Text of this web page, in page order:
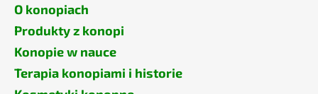
O konopiach
Produkty z konopi
Konopie w nauce
Terapia konopiami i historie